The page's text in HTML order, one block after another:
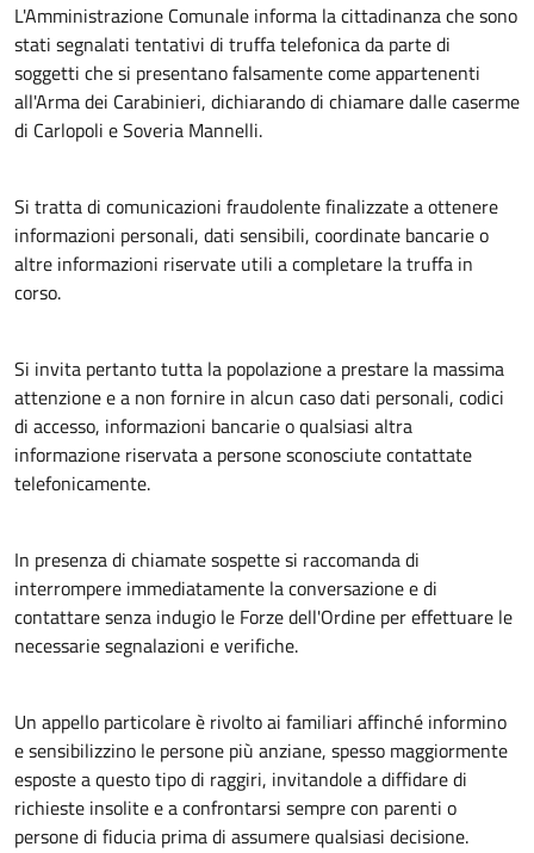
L'Amministrazione Comunale informa la cittadinanza che sono
stati segnalati tentativi di truffa telefonica da parte di
soggetti che si presentano falsamente come appartenenti
all'Arma dei Carabinieri, dichiarando di chiamare dalle caserme
di Carlopoli e Soveria Mannelli.
Si tratta di comunicazioni fraudolente finalizzate a ottenere
informazioni personali, dati sensibili, coordinate bancarie o
altre informazioni riservate utili a completare la truffa in
corso.
Si invita pertanto tutta la popolazione a prestare la massima
attenzione e a non fornire in alcun caso dati personali, codici
di accesso, informazioni bancarie o qualsiasi altra
informazione riservata a persone sconosciute contattate
telefonicamente.
In presenza di chiamate sospette si raccomanda di
interrompere immediatamente la conversazione e di
contattare senza indugio le Forze dell'Ordine per effettuare le
necessarie segnalazioni e verifiche.
Un appello particolare è rivolto ai familiari affinché informino
e sensibilizzino le persone più anziane, spesso maggiormente
esposte a questo tipo di raggiri, invitandole a diffidare di
richieste insolite e a confrontarsi sempre con parenti o
persone di fiducia prima di assumere qualsiasi decisione.